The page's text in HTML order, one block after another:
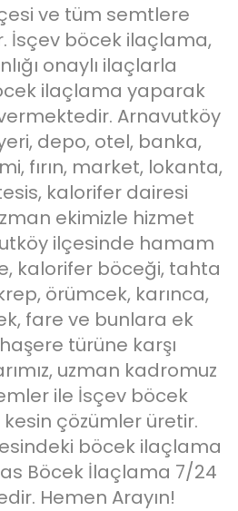
ve tüm semtlere
İsçev böcek ilaçlama,
onaylı ilaçlarla
ilaçlama yaparak
Arnavutköy
depo, otel, banka,
fırın, market, lokanta,
kalorifer dairesi
ekimizle hizmet
ilçesinde hamam
kalorifer böceği, tahta
örümcek, karınca,
fare ve bunlara ek
türüne karşı
uzman kadromuz
ile İsçev böcek
çözümler üretir.
böcek ilaçlama
Böcek İlaçlama 7/24
Hemen Arayın!